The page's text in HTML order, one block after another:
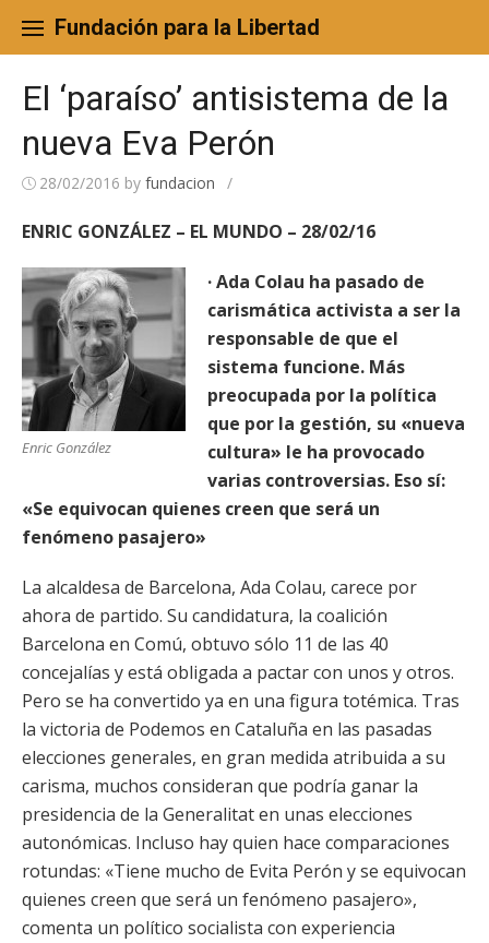
content
Fundación para la Libertad
El ‘paraíso’ antisistema de la
nueva Eva Perón
28/02/2016 by fundacion /
ENRIC GONZÁLEZ – EL MUNDO – 28/02/16
Enric González
· Ada Colau ha pasado de
carismática activista a ser la
responsable de que el
sistema funcione. Más
preocupada por la política
que por la gestión, su «nueva
cultura» le ha provocado
varias controversias. Eso sí:
«Se equivocan quienes creen que será un
fenómeno pasajero»
La alcaldesa de Barcelona, Ada Colau, carece por
ahora de partido. Su candidatura, la coalición
Barcelona en Comú, obtuvo sólo 11 de las 40
concejalías y está obligada a pactar con unos y otros.
Pero se ha convertido ya en una figura totémica. Tras
la victoria de Podemos en Cataluña en las pasadas
elecciones generales, en gran medida atribuida a su
carisma, muchos consideran que podría ganar la
presidencia de la Generalitat en unas elecciones
autonómicas. Incluso hay quien hace comparaciones
rotundas: «Tiene mucho de Evita Perón y se equivocan
quienes creen que será un fenómeno pasajero»,
comenta un político socialista con experiencia